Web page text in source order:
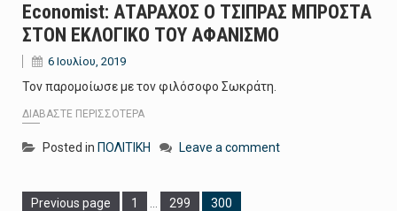
Εconomist: ΑΤΑΡΑΧΟΣ Ο ΤΣΙΠΡΑΣ ΜΠΡΟΣΤΑ
ΣΤΟΝ ΕΚΛΟΓΙΚΟ ΤΟΥ ΑΦΑΝΙΣΜΟ
6 Ιουλίου, 2019
Τον παρομοίωσε με τον φιλόσοφο Σωκράτη.
ΔΙΑΒΆΣΤΕ ΠΕΡΙΣΣΌΤΕΡΑ
Posted in ΠΟΛΙΤΙΚΗ Leave a comment
Previous page Page
1 Page
299 Page
300